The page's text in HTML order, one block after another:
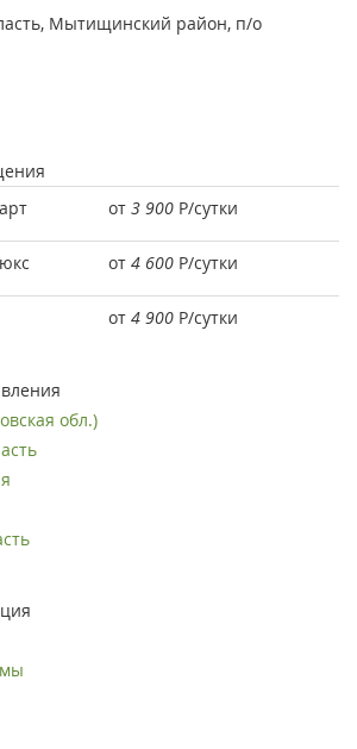
Мытищинский район, п/о
от 3 900 Р/сутки
от 4 600 Р/сутки
от 4 900 Р/сутки
обл.)